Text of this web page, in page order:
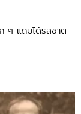
ๆ แถมได้รสชาติ